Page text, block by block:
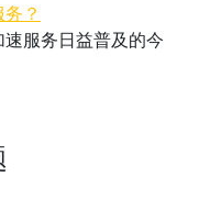
？
服务日益普及的今